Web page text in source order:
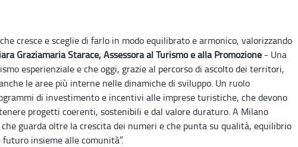
cresce e sceglie di farlo in modo equilibrato e armonico, valorizzando
Graziamaria Starace, Assessora al Turismo e alla Promozione - Una
esperienziale e che oggi, grazie al percorso di ascolto dei territori,
le aree più interne nelle dinamiche di sviluppo. Un ruolo
di investimento e incentivi alle imprese turistiche, che devono
progetti coerenti, sostenibili e dal valore duraturo. A Milano
guarda oltre la crescita dei numeri e che punta su qualità, equilibrio
insieme alle comunità”.